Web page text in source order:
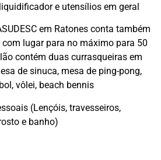
e utensílios em geral
em Ratones conta também
lugar para no máximo para 50
contém duas currasqueiras em
de sinuca, mesa de ping-pong,
vôlei, beach bennis
(Lençóis, travesseiros,
e banho)